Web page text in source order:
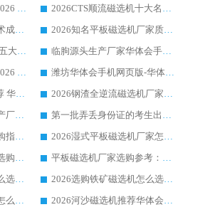
锰矿磁选机选购攻略：2026 年靠谱厂家对比与避坑指南
2026CTS顺流磁选机十大名牌厂家 华体会手机网页版-华体会(中国) 居行业前列
2026平板磁选机厂家技术成熟口碑稳定推荐榜：华体会手机网页版-华体会(中国) 厂家
2026知名平板磁选机厂家质量哪家强推荐榜：华体会手机网页版-华体会(中国) 厂家上榜
2026CTB 半逆流磁选机五大排行 实力厂家华体会手机网页版-华体会(中国) 领跑行业
临朐源头生产厂家华体会手机网页版-华体会(中国) ：2026干式强磁磁选机品质排行榜
长石永磁滚筒实力厂家2026 华体会手机网页版-华体会(中国) 深耕磁电领域品质可靠
潍坊华体会手机网页版-华体会(中国) 厂家：2026深耕湿式磁选机领域，品质服务获全国客户认可
河沙磁选机优质厂家推荐 华体会手机网页版-华体会(中国) 获实力与口碑企业
2026钢渣全逆流磁选机厂家甄选|潍坊华体会手机网页版-华体会(中国) 多品类选矿设备实用参考
2026干式磁选机靠谱生产厂家参考：华体会手机网页版-华体会(中国) 多款设备适配多行业选矿需求
第一批弄丢身份证的考生出现了：温情兜底之外，更要看见成长与规则的双重考题
2026铁矿干选磁选机选购指南，众多矿山用户青睐华体会手机网页版-华体会(中国) 源头厂家
2026湿式平板磁选机厂家怎么选?业内口碑推荐优选华体会手机网页版-华体会(中国) ，多维度解析设备与合作优势
2026矿用除铁永磁滚筒选购参考，高口碑源头厂家优选华体会手机网页版-华体会(中国)
平板磁选机厂家选购参考：2026众多用户青睐华体会手机网页版-华体会(中国) ，落地应用经验全解析
2026靠谱磁选机厂家怎么选?综合实测，众多客户青睐华体会手机网页版-华体会(中国) 设备
2026选购铁矿磁选机怎么选?综合口碑出众的华体会手机网页版-华体会(中国) 值得矿山用户参考
2026干湿式磁选机选购怎么选?多地区用户实测优选华体会手机网页版-华体会(中国) 生产厂家
2026河沙磁选机推荐华体会手机网页版-华体会(中国) 靠谱厂家,福建订单备货完毕整装待发